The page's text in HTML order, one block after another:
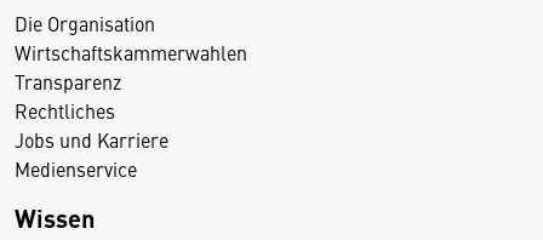
Die Organisation
Wirtschaftskammerwahlen
Transparenz
Rechtliches
Jobs und Karriere
Medienservice
Wissen